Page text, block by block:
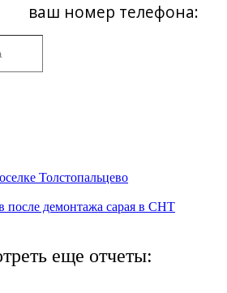
ваш номер телефона:
Толстопальцево
после демонтажа сарая в СНТ
еще отчеты: